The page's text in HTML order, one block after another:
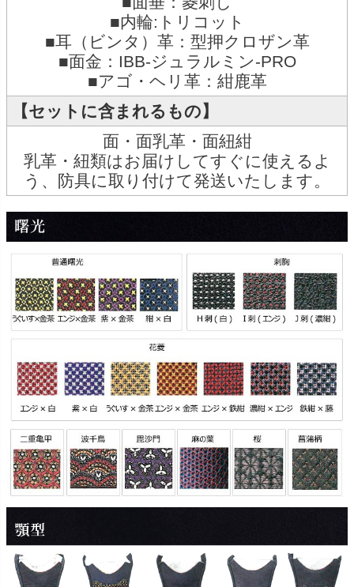
■内輪:トリコット
■耳（ビンタ）革：型押クロザン革
■面金：IBB-ジュラルミン-PRO
■アゴ・ヘリ革：紺鹿革
【セットに含まれるもの】
面・面乳革・面紐紺
乳革・紐類はお届けしてすぐに使えるよ
う、防具に取り付けて発送いたします。